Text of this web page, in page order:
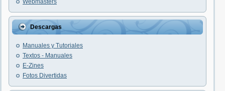
Webmasters
Descargas
Manuales y Tutoriales
Textos - Manuales
E-Zines
Fotos Divertidas